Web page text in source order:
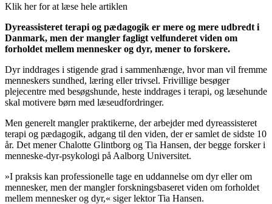
Klik her for at læse hele artiklen
Dyreassisteret terapi og pædagogik er mere og mere udbredt i
Danmark, men der mangler fagligt velfunderet viden om
forholdet mellem mennesker og dyr, mener to forskere.
Dyr inddrages i stigende grad i sammenhænge, hvor man vil fremme
menneskers sundhed, læring eller trivsel. Frivillige besøger
plejecentre med besøgshunde, heste inddrages i terapi, og læsehunde
skal motivere børn med læseudfordringer.
Men generelt mangler praktikerne, der arbejder med dyreassisteret
terapi og pædagogik, adgang til den viden, der er samlet de sidste 10
år. Det mener Chalotte Glintborg og Tia Hansen, der begge forsker i
menneske-dyr-psykologi på Aalborg Universitet.
»I praksis kan professionelle tage en uddannelse om dyr eller om
mennesker, men der mangler forskningsbaseret viden om forholdet
mellem mennesker og dyr,« siger lektor Tia Hansen.